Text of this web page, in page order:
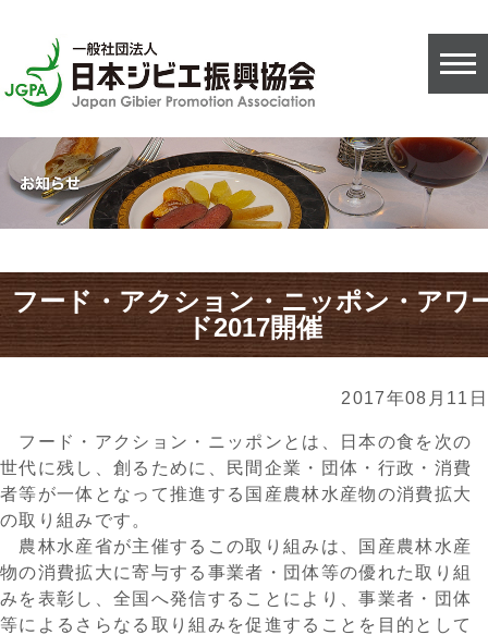
フード・アクション・ニッポン・アワ
ド2017開催
2017年08月11日
フード・アクション・ニッポンとは、日本の食を次の
世代に残し、創るために、民間企業・団体・行政・消費
者等が一体となって推進する国産農林水産物の消費拡大
の取り組みです。
農林水産省が主催するこの取り組みは、国産農林水産
物の消費拡大に寄与する事業者・団体等の優れた取り組
みを表彰し、全国へ発信することにより、事業者・団体
等によるさらなる取り組みを促進することを目的として